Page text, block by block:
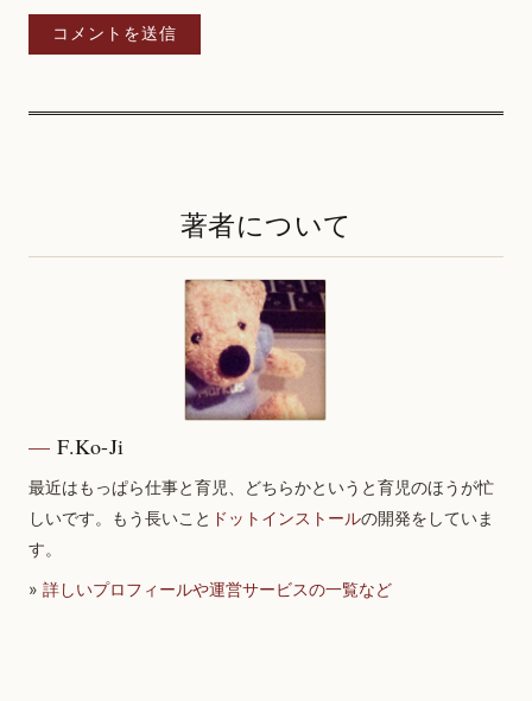
著者について
F.Ko-Ji
最近はもっぱら仕事と育児、どちらかというと育児のほうが忙
しいです。もう長いこと ドットインストールの開発をしていま
す。
» 詳しいプロフィールや運営サービスの一覧など